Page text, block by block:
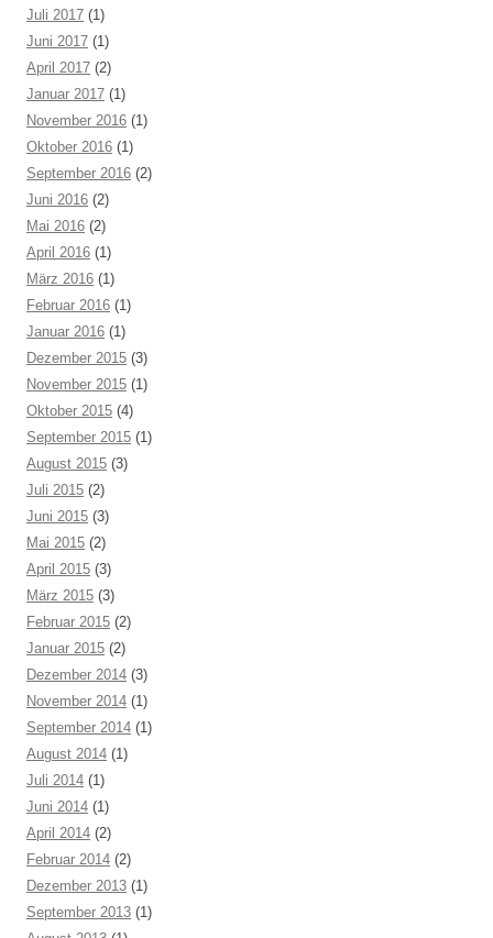
Juli 2017 (1)
Juni 2017 (1)
April 2017 (2)
Januar 2017 (1)
November 2016 (1)
Oktober 2016 (1)
September 2016 (2)
Juni 2016 (2)
Mai 2016 (2)
April 2016 (1)
März 2016 (1)
Februar 2016 (1)
Januar 2016 (1)
Dezember 2015 (3)
November 2015 (1)
Oktober 2015 (4)
September 2015 (1)
August 2015 (3)
Juli 2015 (2)
Juni 2015 (3)
Mai 2015 (2)
April 2015 (3)
März 2015 (3)
Februar 2015 (2)
Januar 2015 (2)
Dezember 2014 (3)
November 2014 (1)
September 2014 (1)
August 2014 (1)
Juli 2014 (1)
Juni 2014 (1)
April 2014 (2)
Februar 2014 (2)
Dezember 2013 (1)
September 2013 (1)